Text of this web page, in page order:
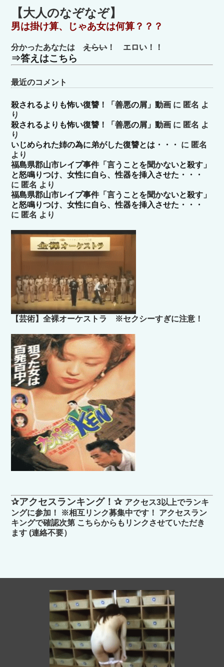
ゴ
リ
ー
【大人のなぞなぞ】
男は掛け算、じゃあ女は何算？？？
分かったあなたはえらい！ エロい！！
⇒答えはこちら
最近のコメント
殺されるよりも怖い復讐！「善悪の屑」動画 に 匿名 よ
り
殺されるよりも怖い復讐！「善悪の屑」動画 に 匿名 よ
り
いじめられた姉の為に弟がした復讐とは・・・
に 匿名
より
福島県郡山市レイプ事件「言うことを聞かないと殺す」
と怒鳴りつけ、女性に自ら、性器を挿入させた・・・
に 匿名 より
福島県郡山市レイプ事件「言うことを聞かないと殺す」
と怒鳴りつけ、女性に自ら、性器を挿入させた・・・
に 匿名 より
【芸術】全裸オーケストラ ※セクシーすぎに注意！
✰アクセスランキング！✰ アクセス3以上でランキ
ングに参加！ ※相互リンク募集中です！ アクセスラン
キングで確認次第 こちらからもリンクさせていただき
ます (連絡不要）